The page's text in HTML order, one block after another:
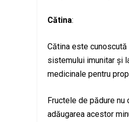
Cătina:
Cătina este
sistemului imunitar și
medicinale pentru
Fructele de pădure
adăugarea acestor